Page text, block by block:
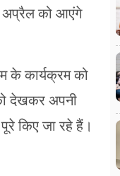
अप्रैल को आएंगे
के कार्यक्रम को
देखकर अपनी
किए जा रहे हैं।